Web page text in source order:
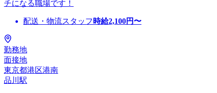
チになる職場です！
配送・物流スタッフ 時給2,100円〜
勤務地
面接地
東京都港区港南
品川駅